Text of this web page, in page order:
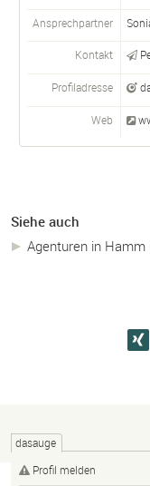
Ansprechpartner
Kontakt
Profiladresse
Web
Siehe auch
Agenturen in Hamm
dasauge
Profil melden